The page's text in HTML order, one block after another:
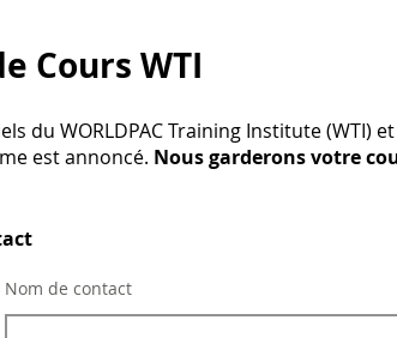
Cours WTI
du WORLDPAC Training Institute
est annoncé. Nous garderons votre
Nom de contact